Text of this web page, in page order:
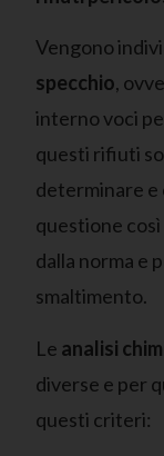
Vengono
specchio,
interno voci
questi rifiuti
determinare
questione
dalla norma e
smaltimento.
Le analisi
diverse e per
questi criteri: